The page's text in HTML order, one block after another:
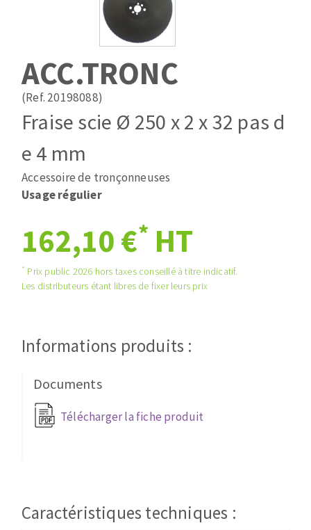
Pose des joints
Fraises carbure
Fers et plaquettes
Lames de scie à ruban
ABRASIFS APPLIQUÉS
Disques auto-agrippant
Patins
Bandes abrasives
Disques fibre et papier
Cales à poncer et patins
Plateaux supports
Eponges abrasive
Disques abrasifs agglomérés
Meules d'ébarbage
TRAITEMENT DE SURFACE
Disques à lamelles
Roues à lamelles
Brosses
Meules de tourets
Tronçonneuses
ACC.TRONC
(Ref. 20198088)
Fraise scie Ø 250 x 2 x 32 pas d
e 4 mm
Accessoire de tronçonneuses
Usage régulier
162,10 €* HT
* Prix public 2026 hors taxes conseillé à titre indicatif.
Les distributeurs étant libres de fixer leurs prix
Informations produits :
Documents
Télécharger la fiche produit
Caractéristiques techniques :